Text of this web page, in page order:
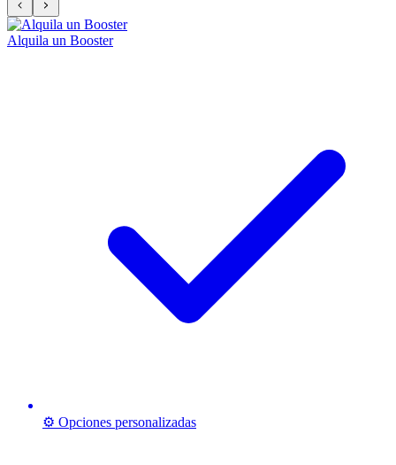
Alquila un Booster
⚙️ Opciones personalizadas